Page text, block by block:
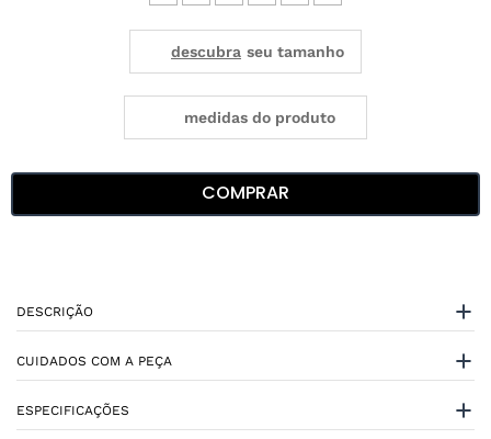
medidas do produto
COMPRAR
DESCRIÇÃO
CUIDADOS COM A PEÇA
ESPECIFICAÇÕES